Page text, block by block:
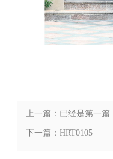
上一篇：已经是第一篇
下一篇：HRT0105